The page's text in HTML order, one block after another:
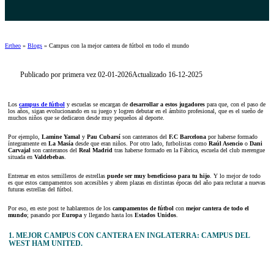
Ertheo » Blogs » Campus con la mejor cantera de fútbol en todo el mundo
Publicado por primera vez 02-01-2026Actualizado 16-12-2025
Los campus de fútbol y escuelas se encargan de desarrollar a estos jugadores para que, con el paso de
los años, sigan evolucionando en su juego y logren debutar en el ámbito profesional, que es el sueño de
muchos niños que se dedicaron desde muy pequeños al deporte.
Por ejemplo, Lamine Yamal y Pau Cubarsí son canteranos del F.C Barcelona por haberse formado
íntegramente en La Masía desde que eran niños. Por otro lado, futbolistas como Raúl Asencio o Dani
Carvajal son canteranos del Real Madrid tras haberse formado en la Fábrica, escuela del club merengue
situada en Valdebebas
Entrenar en estos semilleros de estrellas puede ser muy beneficioso para tu hijo . Y lo mejor de todo
es que estos campamentos son accesibles y abren plazas en distintas épocas del año para reclutar a nuevas
futuras estrellas del fútbol.
Por eso, en este post te hablaremos de los campamentos de fútbol con mejor cantera de todo el
mundo; pasando porEuropa y llegando hasta los Estados Unidos
1. MEJOR CAMPUS CON CANTERA EN INGLATERRA: CAMPUS DEL
WEST HAM UNITED.